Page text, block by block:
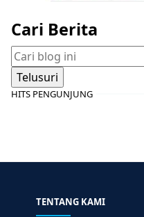
Cari Berita
HITS PENGUNJUNG
TENTANG KAMI